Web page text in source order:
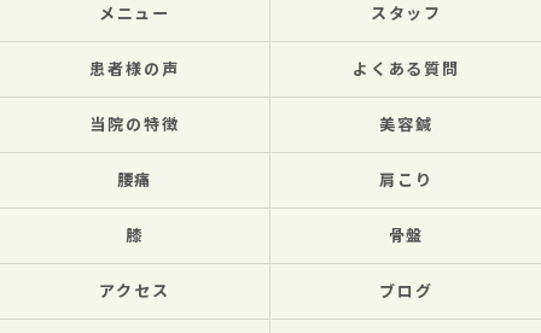
メニュー スタッフ
患者様の声 よくある質問
当院の特徴 美容鍼
腰痛 肩こり
膝 骨盤
アクセス ブログ